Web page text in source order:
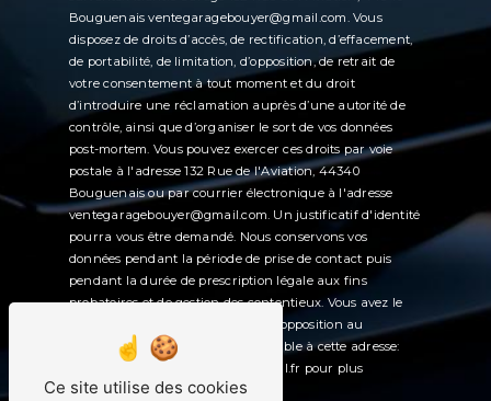
Bouguenais ventegaragebouyer@gmail.com. Vous
disposez de droits d’accès, de rectification, d’effacement,
de portabilité, de limitation, d’opposition, de retrait de
votre consentement à tout moment et du droit
d’introduire une réclamation auprès d’une autorité de
contrôle, ainsi que d’organiser le sort de vos données
post-mortem. Vous pouvez exercer ces droits par voie
postale à l'adresse 132 Rue de l'Aviation, 44340
Bouguenais ou par courrier électronique à l'adresse
ventegaragebouyer@gmail.com. Un justificatif d'identité
pourra vous être demandé. Nous conservons vos
données pendant la période de prise de contact puis
pendant la durée de prescription légale aux fins
probatoires et de gestion des contentieux. Vous avez le
droit de vous inscrire sur la liste d'opposition au
démarchage téléphonique, disponible à cette adresse:
. Consultez le site cnil.fr pour plus
d’informations sur vos droits.
Ce site utilise des cookies